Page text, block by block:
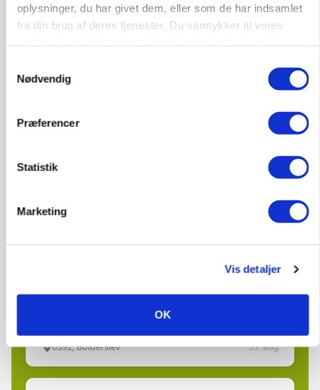
oplysninger, du har givet dem, eller som de har indsamlet
fra din brug af deres tjenester. Du samtykker til vores
Nødvendig
Præferencer
Statistik
Marketing
Vis detaljer
OK
Lastbilchauffør søges til Henrik Haves
Grise
9681, Ranum 03. aug.
Kalvepasser til ejendom i udvikling søges
Kalve
6392, Bolderslev 03. aug.